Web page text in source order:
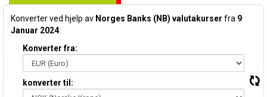
Konverter ved hjelp av Norges Banks (NB) valutakurser fra 9
Januar 2024:
Konverter fra:
konverter til: